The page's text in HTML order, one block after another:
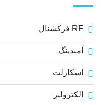
RF فرکشنال
آمبدینگ
اسکارلت
الکترولیز